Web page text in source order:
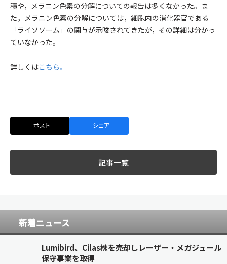
積や，メラニン色素の分解についての報告は多くなかった。ま
た，メラニン色素の分解については，細胞内の消化器官である
「ライソソーム」の関与が示唆されてきたが，その詳細は分かっ
ていなかった。
詳しくはこちら。
ポスト シェア
記事一覧
新着ニュース
Lumibird、Cilas株を売却しレーザー・メガジュール
保守事業を取得